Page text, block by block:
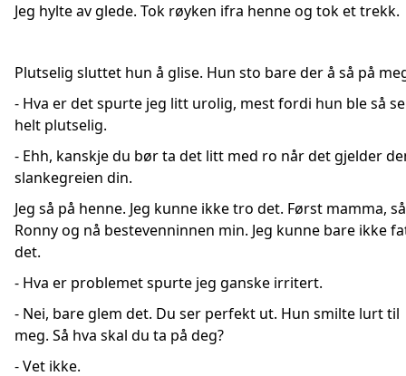
Jeg hylte av glede. Tok røyken ifra henne og tok et trekk.
Plutselig sluttet hun å glise. Hun sto bare der å så på
- Hva er det spurte jeg litt urolig, mest fordi hun ble så
helt plutselig.
- Ehh, kanskje du bør ta det litt med ro når det gjelder
slankegreien din.
Jeg så på henne. Jeg kunne ikke tro det. Først mamma, så
Ronny og nå bestevenninnen min. Jeg kunne bare ikke
det.
- Hva er problemet spurte jeg ganske irritert.
- Nei, bare glem det. Du ser perfekt ut. Hun smilte lurt til
meg. Så hva skal du ta på deg?
- Vet ikke.